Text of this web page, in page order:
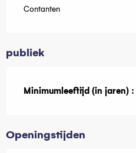
Contanten
publiek
Minimumleeftijd (in jaren) :
Openingstijden